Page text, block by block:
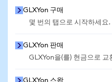
GLXYon 구매
몇 번의 탭으로 시작하세요.
GLXYon 판매
GLXYon을(를) 현금으로 교
GLXYon 스왑